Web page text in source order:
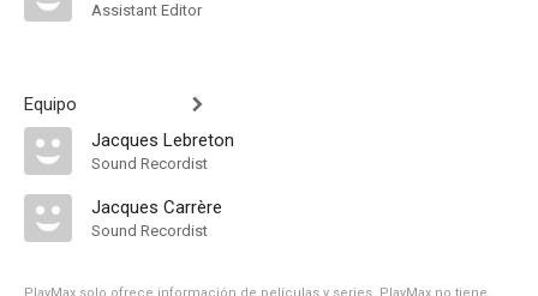
Assistant Editor
Equipo
Jacques Lebreton
Sound Recordist
Jacques Carrère
Sound Recordist